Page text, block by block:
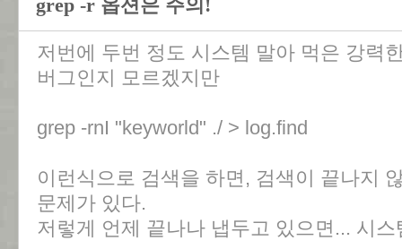
grep -r 옵션은 주의!
저번에 두번 정도 시스템 말아 먹은 강력
버그인지 모르겠지만
grep -rnI "keyworld" ./ > log.find
이런식으로 검색을 하면, 검색이 끝나지
문제가 있다.
저렇게 언제 끝나나 냅두고 있으면... 시